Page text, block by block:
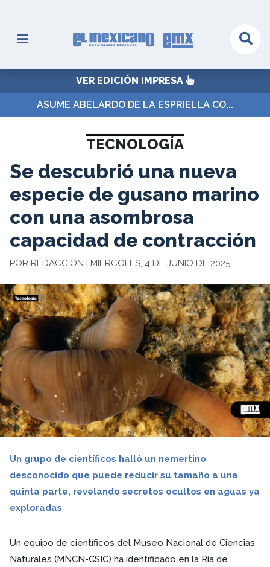
VER EDICIÓN IMPRESA
ASUME ABELARDO DE LA ESPRIELLA CO...
TECNOLOGÍA
Se descubrió una nueva
especie de gusano marino
con una asombrosa
capacidad de contracción
POR REDACCIÓN | MIÉRCOLES, 4 DE JUNIO DE 2025
Un grupo de científicos halló un nemertino
desconocido que puede reducir su tamaño a una
quinta parte, revelando secretos ocultos en aguas ya
exploradas
Un equipo de científicos del Museo Nacional de Ciencias
Naturales (MNCN-CSIC) ha identificado en la Ría de